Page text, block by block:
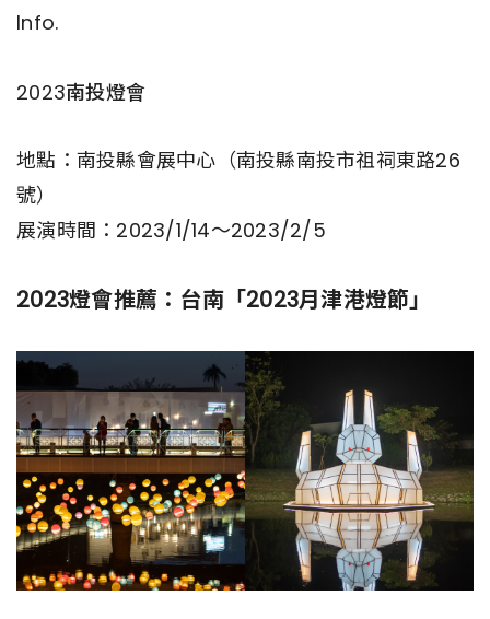
Info.
2023南投燈會
地點：南投縣會展中心（南投縣南投市祖祠東路26
號）
展演時間：2023/1/14～2023/2/5
2023燈會推薦：台南「2023月津港燈節」